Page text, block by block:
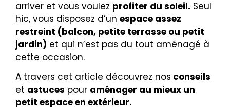
arriver et vous voulez profiter du soleil. Seul
hic, vous disposez d’un espace assez
restreint (balcon, petite terrasse ou petit
jardin) et qui n’est pas du tout aménagé à
cette occasion.
A travers cet article découvrez nos conseils
et astuces pour aménager au mieux un
petit espace en extérieur.